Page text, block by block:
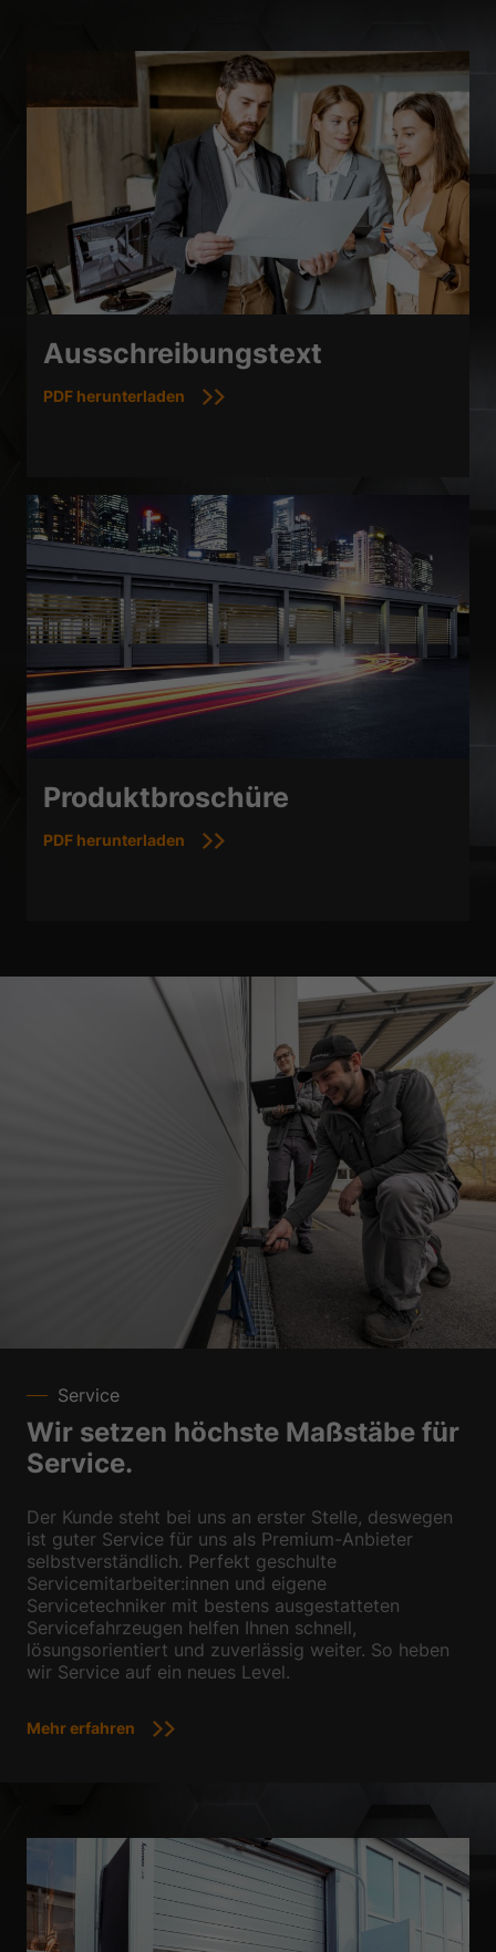
Ausschreibungstext
PDF herunterladen
Produktbroschüre
PDF herunterladen
Service
Wir setzen höchste Maßstäbe für
Service.
Der Kunde steht bei uns an erster Stelle, deswegen
ist guter Service für uns als Premium-Anbieter
selbstverständlich. Perfekt geschulte
Servicemitarbeiter:innen und eigene
Servicetechniker mit bestens ausgestatteten
Servicefahrzeugen helfen Ihnen schnell,
lösungsorientiert und zuverlässig weiter. So heben
wir Service auf ein neues Level.
Mehr erfahren